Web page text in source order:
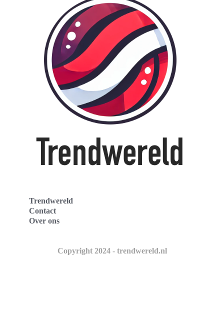
Trendwereld
Contact
Over ons
Copyright 2024 - trendwereld.nl